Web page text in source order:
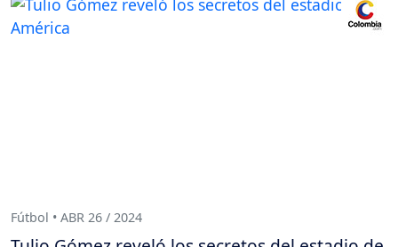
Fútbol • ABR 26 / 2024